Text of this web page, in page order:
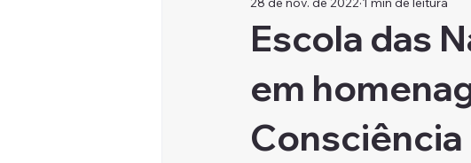
Escola das
em
Consciência